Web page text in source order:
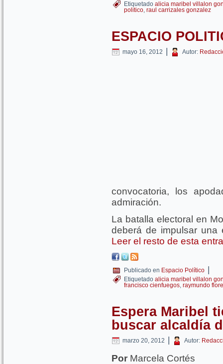
Etiquetado alicia maribel villalon
politico, raul carrizales gonzalez
ESPACIO
mayo 16, 2012 | Autor:
convocatoria, los
admiración.
La batalla electoral en
deberá de impulsar una
Leer el resto de esta
Publicado en Espacio Político |
Etiquetado alicia maribel villalon
francisco cienfuegos, raymundo
Espera Maribel
buscar alcaldía
marzo 20, 2012 | Autor:
Por Marcela Cortés